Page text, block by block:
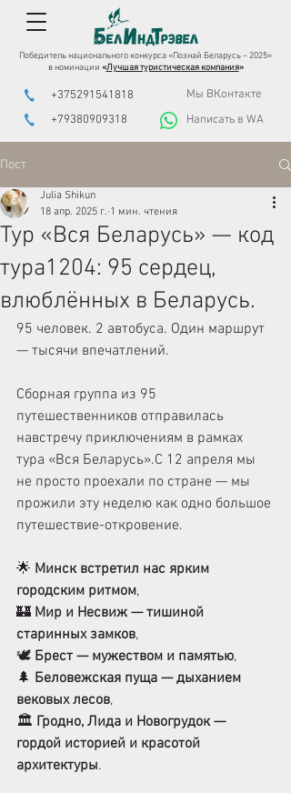
Победитель национального конкурса «Познай Беларусь – 2025»
в номинации «Лучшая туристическая компания»
+375291541818
Мы ВКонтакте
+79380909318
Написать в WA
Пост
Тур «Вся Беларусь» — код
тура1204: 95 сердец,
влюблённых в Беларусь.
Julia Shikun
18 апр. 2025 г. 1 мин. чтения
95 человек. 2 автобуса. Один маршрут
— тысячи впечатлений.
Сборная группа из 95
путешественников отправилась
навстречу приключениям в рамках
тура «Вся Беларусь».С 12 апреля мы
не просто проехали по стране — мы
прожили эту неделю как одно большое
путешествие-откровение.
🌟 Минск встретил нас ярким
городским ритмом,
🏰 Мир и Несвиж — тишиной
старинных замков,
🕊️ Брест — мужеством и памятью,
🌲 Беловежская пуща — дыханием
вековых лесов,
🏛️ Гродно, Лида и Новогрудок —
гордой историей и красотой
архитектуры.